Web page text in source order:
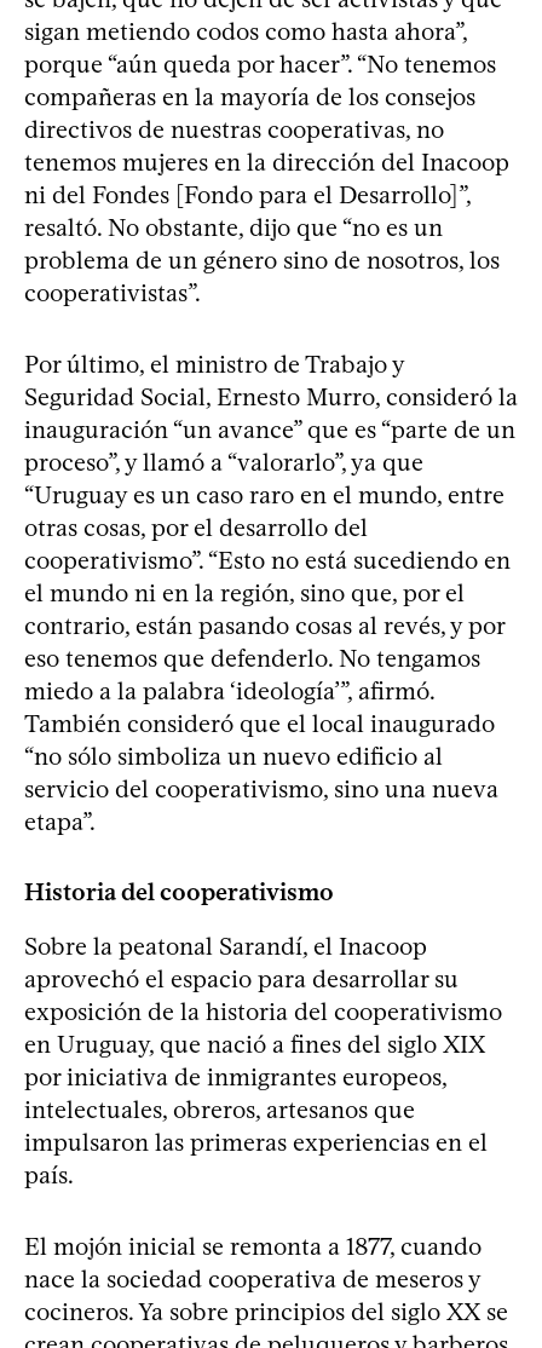
sigan metiendo codos como hasta ahora”,
porque “aún queda por hacer”. “No tenemos
compañeras en la mayoría de los consejos
directivos de nuestras cooperativas, no
tenemos mujeres en la dirección del Inacoop
ni del Fondes [Fondo para el Desarrollo]”,
resaltó. No obstante, dijo que “no es un
problema de un género sino de nosotros, los
cooperativistas”.
Por último, el ministro de Trabajo y
Seguridad Social, Ernesto Murro, consideró la
inauguración “un avance” que es “parte de un
proceso”, y llamó a “valorarlo”, ya que
“Uruguay es un caso raro en el mundo, entre
otras cosas, por el desarrollo del
cooperativismo”. “Esto no está sucediendo en
el mundo ni en la región, sino que, por el
contrario, están pasando cosas al revés, y por
eso tenemos que defenderlo. No tengamos
miedo a la palabra ‘ideología’”, afirmó.
También consideró que el local inaugurado
“no sólo simboliza un nuevo edificio al
servicio del cooperativismo, sino una nueva
etapa”.
Historia del cooperativismo
Sobre la peatonal Sarandí, el Inacoop
aprovechó el espacio para desarrollar su
exposición de la historia del cooperativismo
en Uruguay, que nació a fines del siglo XIX
por iniciativa de inmigrantes europeos,
intelectuales, obreros, artesanos que
impulsaron las primeras experiencias en el
país.
​El mojón inicial se remonta a 1877, cuando
nace la sociedad cooperativa de meseros y
cocineros. Ya sobre principios del siglo XX se